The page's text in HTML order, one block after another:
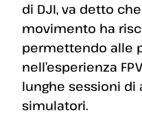
di DJI, va detto
movimento ha
permettendo alle
nell’esperienza
lunghe sessioni
simulatori.